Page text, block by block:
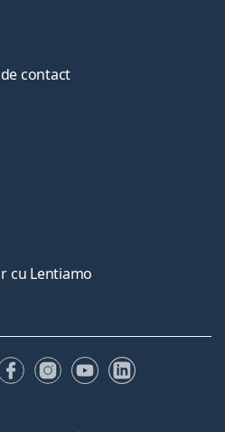
contact
cu Lentiamo
FacebookInstagram
YouTubeLinkedIn